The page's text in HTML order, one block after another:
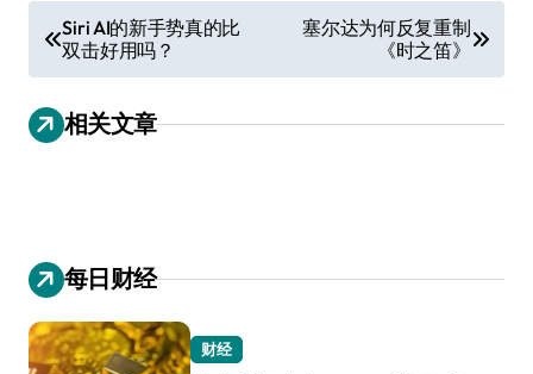
章
导
航
Siri AI的新手势真的比
双击好用吗？
塞尔达为何反复重制
《时之笛》
相关文章
每日财经
财经